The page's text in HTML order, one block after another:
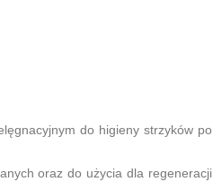
do higieny strzyków po
oraz do użycia dla regeneracji